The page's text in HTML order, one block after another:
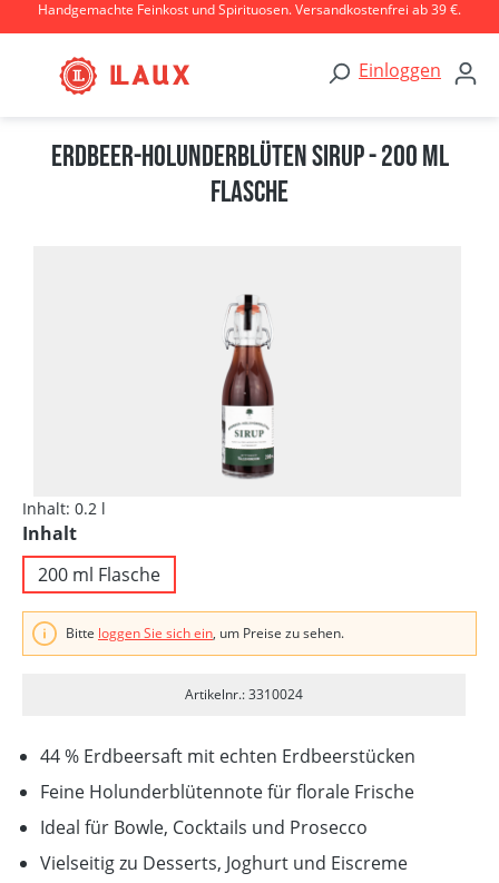
Zum Hauptinhalt springen
Handgemachte Feinkost und Spirituosen. Versandkostenfrei ab 39 €.
Einloggen
Erdbeer-Holunderblüten Sirup - 200 ml
Flasche
44 % Erdbeersaft mit echten Erdbeerstücken
Feine Holunderblütennote für florale Frische
Ideal für Bowle, Cocktails und Prosecco
Vielseitig zu Desserts, Joghurt und Eiscreme
Inhalt: 0.2 l
Inhaltauswählen
200 ml Flasche
Bitte loggen Sie sich ein, um Preise zu sehen.
Artikelnr.: 3310024